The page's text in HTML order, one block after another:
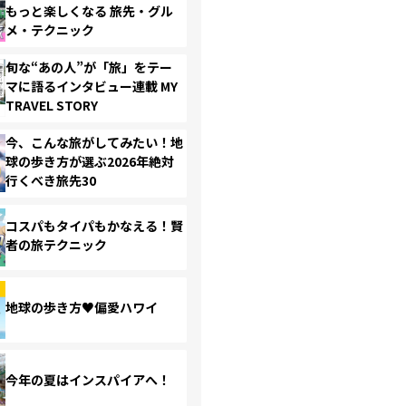
もっと楽しくなる 旅先・グル
メ・テクニック
旬な“あの人”が「旅」をテー
マに語るインタビュー連載 MY
TRAVEL STORY
今、こんな旅がしてみたい！地
球の歩き方が選ぶ2026年絶対
行くべき旅先30
コスパもタイパもかなえる！賢
者の旅テクニック
地球の歩き方♥偏愛ハワイ
今年の夏はインスパイアへ！